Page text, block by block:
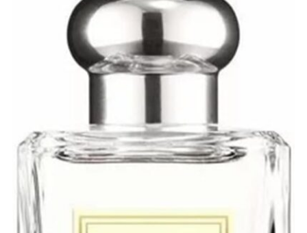
2| ウッドセージ＆シーソルトの口コミ評判
2-1.2-1| 合わなかった人の口コミ
2-2| 買って良かった人の口コミ
4. 4| ウッドセージ＆シーソルトに似ている香水は？
4-1.
ブルガリ【アクアプールオム マリン】
おすすめ① イングリッシュオーク＆ヘーゼルナッツ